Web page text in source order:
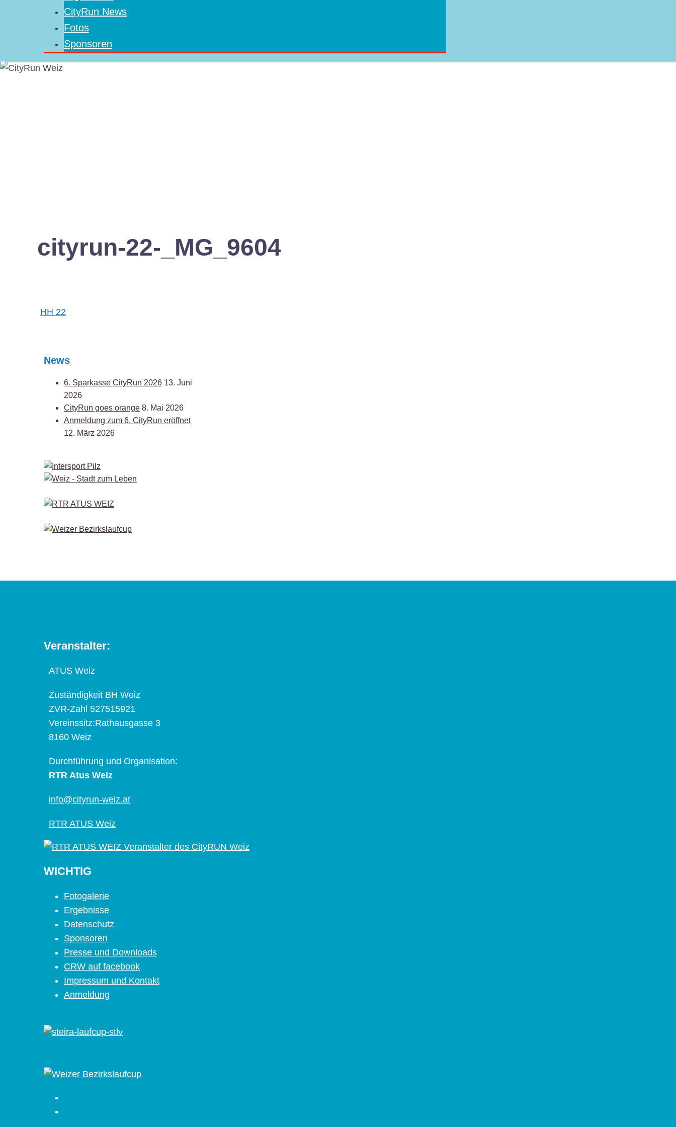
CityRun News
Fotos
Sponsoren
cityrun-22-_MG_9604
Post
HH 22
News
6. Sparkasse CityRun 2026 13. Juni
2026
CityRun goes orange 8. Mai 2026
Anmeldung zum 6. CityRun eröffnet
12. März 2026
Veranstalter:
ATUS Weiz
Zuständigkeit BH Weiz
ZVR-Zahl 527515921
Vereinssitz:Rathausgasse 3
8160 Weiz
Durchführung und Organisation:
RTR Atus Weiz
info@cityrun-weiz.at
RTR ATUS Weiz
WICHTIG
Fotogalerie
Ergebnisse
Datenschutz
Sponsoren
Presse und Downloads
CRW auf facebook
Impressum und Kontakt
Anmeldung